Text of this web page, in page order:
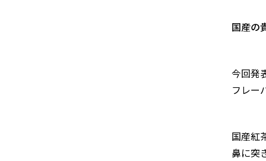
国産の
今回発
フレー
国産紅
鼻に突